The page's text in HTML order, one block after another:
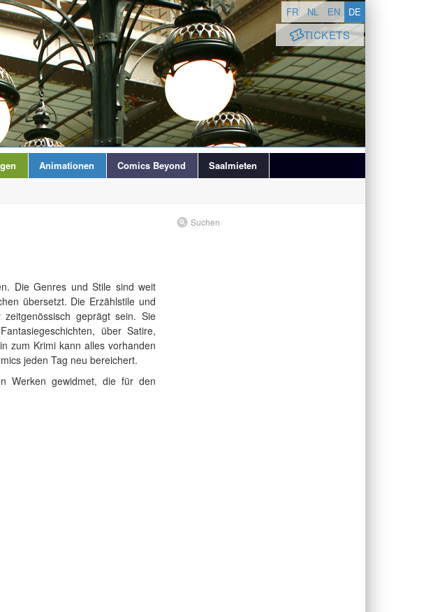
TICKETS
FR NL EN DE
Animationen Comics Beyond Saalmieten
Die Genres und Stile sind weit
übersetzt. Die Erzählstile und
geprägt sein. Sie
über Satire,
zum Krimi kann alles vorhanden
jeden Tag neu bereichert.
Werken gewidmet, die für den
Suchen